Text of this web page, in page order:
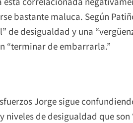
bastante maluca. Según
de desigualdad y una
“terminar de embarrarla.”
Jorge sigue
niveles de desigualdad que son